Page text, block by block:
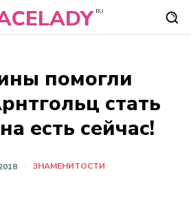
RU
помогли
стать
есть сейчас!
ЗНАМЕНИТОСТИ